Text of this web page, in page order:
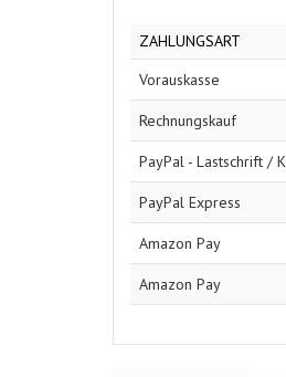
ZAHLUNGSART
Vorauskasse
Rechnungskauf
PayPal - Lastschrift /
PayPal Express
Amazon Pay
Amazon Pay